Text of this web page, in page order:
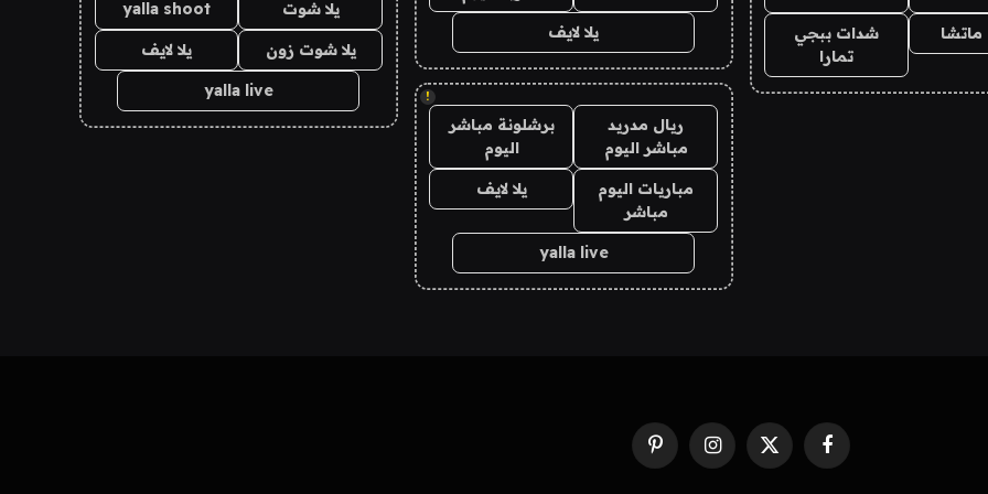
شدات ببجي
تمارا
يلا لايف
!
ريال مدريد
مباشر اليوم
برشلونة مباشر
اليوم
مباريات اليوم
مباشر
يلا لايف
yalla live
يلا شوت yalla shoot
يلا شوت زون يلا لايف
yalla live
فيسبوك X
الانستغرامبينتيريست